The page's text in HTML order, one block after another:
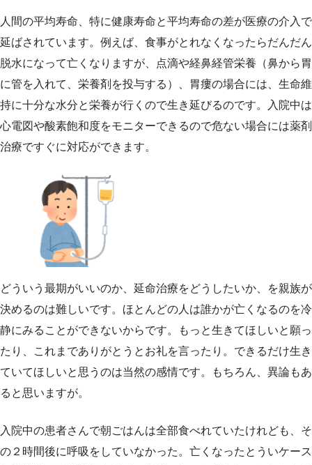
人間の平均寿命、特に健康寿命と平均寿命の差が医療の介入で
延ばされています。例えば、食事がとれなくなったらだんだん
脱水になって亡くなりますが、点滴や経鼻経管栄養（鼻から胃
に管を入れて、栄養剤を投与する）、胃瘻の場合には、生命維
持に十分な水分と栄養が行くので生き延びるのです。入院中は
心電図や酸素飽和度をモニターできるので危ない場合には薬剤
治療ですぐに対応ができます。
どういう最期がいいのか、延命治療をどうしたいか、を親族が
決めるのは難しいです。ほとんどの人は誰かが亡くなるのを冷
静にみることができないからです。もっと生きてほしいと願っ
たり、これまでありがとうとお礼を言ったり。できるだけ生き
ていてほしいと思うのは当然の感情です。もちろん、異論もあ
ると思いますが。
入院中の患者さんで朝ごはんは全部食べれていたけれども、そ
の２時間後に呼吸をしていなかった。亡くなったとういケース